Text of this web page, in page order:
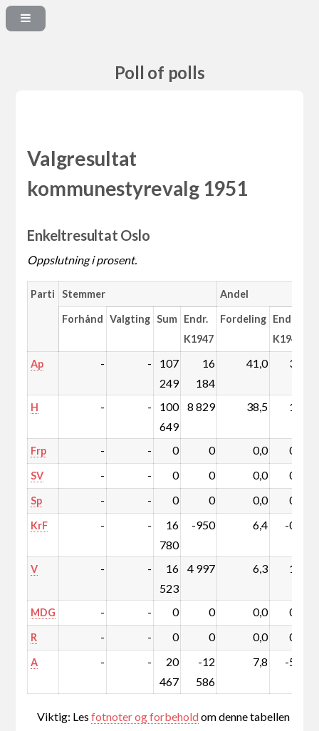
Poll of polls
Valgresultat
kommunestyrevalg 1951
Enkeltresultat Oslo
Oppslutning i prosent.
Parti Stemmer Andel
Forhånd Valgting Sum Endr.
K1947
Fordeling Endr.
K1947
Ap - -
107
249
16
184
41,0 3,8
H - -
100
649
8 829 38,5 1,0
Frp - - 0 0 0,0 0,0
SV - - 0 0 0,0 0,0
Sp - - 0 0 0,0 0,0
KrF - -
16
780
-950 6,4 -0,8
V - -
16
523
4 997 6,3 1,6
MDG - - 0 0 0,0 0,0
R - - 0 0 0,0 0,0
A - -
20
467
-12
586
7,8 -5,7
Viktig: Lesfotnoter og forbeholdom denne tabellen